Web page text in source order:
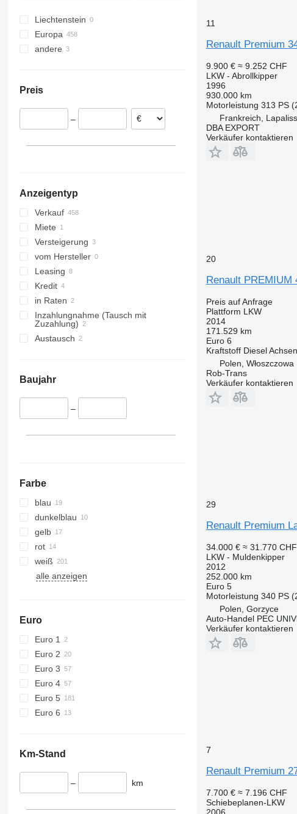
Midlum 280
Premium 320
Premium 420
Premium 430
Premium 460
Liechtenstein
Europa
Niederlande
Spanien
Portugal
andere
Preis
–
Anzeigentyp
Verkauf
Miete
Versteigerung
vom Hersteller
Leasing
Kredit
in Raten
Inzahlungnahme (Tausch mit
Zuzahlung)
Austausch
Baujahr
–
Farbe
blau
dunkelblau
gelb
rot
weiß
alle anzeigen
Euro
Euro 1
Euro 2
Euro 3
Euro 4
Euro 5
Euro 6
Km-Stand
– km
11
Renault Premium
9.900 € ≈ 9.252 CHF
LKW - Abrollkipper
1996
930.000 km
Motorleistung 313 PS
Frankreich,
DBA EXPORT
Verkäufer kontaktieren
20
Renault PREMIUM
Preis auf Anfrage
Plattform LKW
2014
171.529 km
Euro 6
Kraftstoff Diesel
Polen, Włoszczowa
Rob-Trans
Verkäufer kontaktieren
29
Renault Premium
34.000 € ≈ 31.770 CHF
LKW - Muldenkipper
2012
252.000 km
Euro 5
Motorleistung 340 PS
Polen, Gorzyce
Auto-Handel PEC
Verkäufer kontaktieren
7
Renault Premium
7.700 € ≈ 7.196 CHF
Schiebeplanen-LKW